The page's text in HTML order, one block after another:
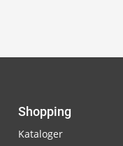
Shopping
Kataloger